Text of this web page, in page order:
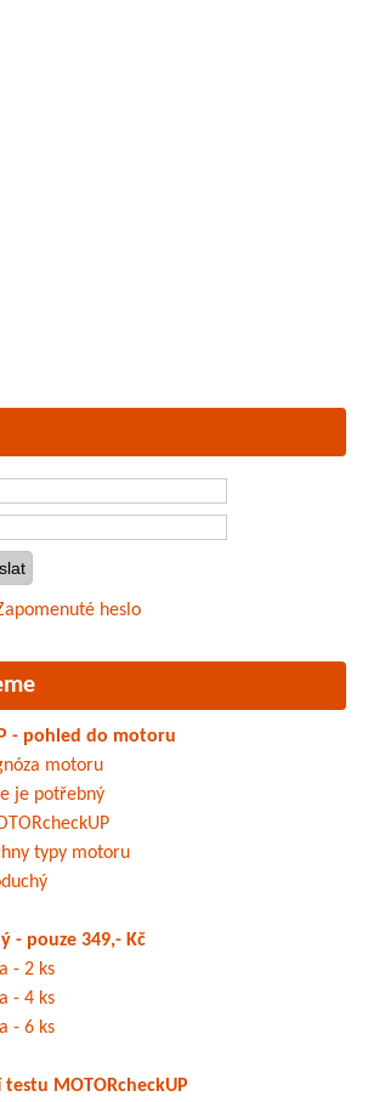
heslo
- pohled do motoru
motoru
je potřebný
typy motoru
- pouze 349,- Kč
- 2 ks
- 4 ks
- 6 ks
MOTORcheckUP